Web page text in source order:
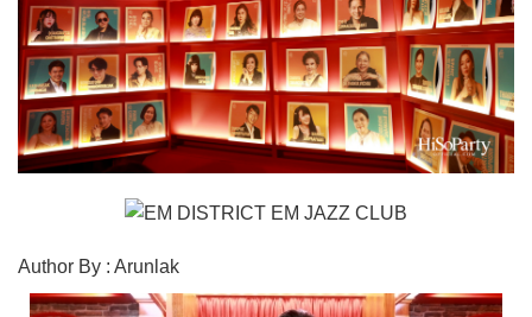
Author By : Arunlak